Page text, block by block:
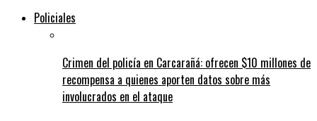
Policiales
Crimen del policía en Carcarañá: ofrecen $10 millones de
recompensa a quienes aporten datos sobre más
involucrados en el ataque